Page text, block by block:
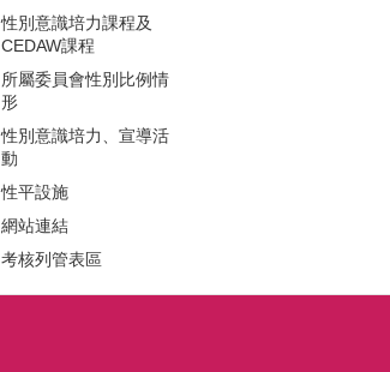
性別意識培力課程及
CEDAW課程
所屬委員會性別比例情
形
性別意識培力、宣導活
動
性平設施
網站連結
考核列管表區